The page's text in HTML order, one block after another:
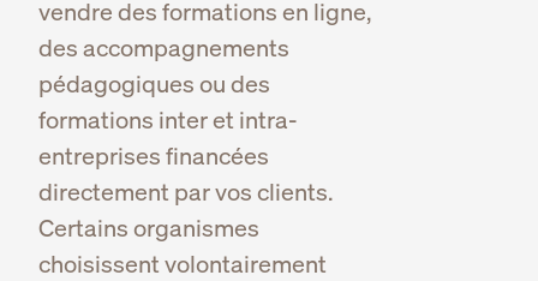
vendre des formations en ligne,
des accompagnements
pédagogiques ou des
formations inter et intra-
entreprises financées
directement par vos clients.
Certains organismes
choisissent volontairement